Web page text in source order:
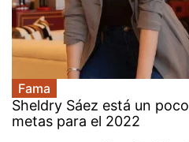
Fama
Sheldry Sáez está un
metas para el 2022